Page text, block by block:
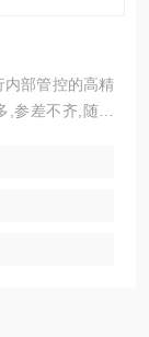
内部管控的高精
参差不齐,随着
器出租租赁服